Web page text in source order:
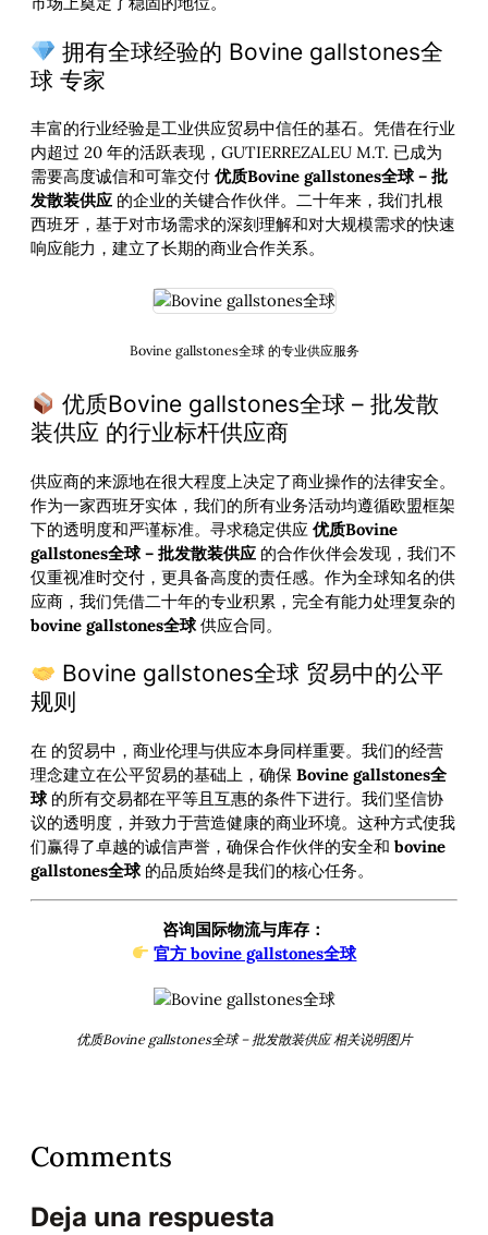
拥有全球经验的 Bovine gallstones全
球 专家
丰富的行业经验是工业供应贸易中信任的基石。凭借在行业
内超过 20 年的活跃表现，GUTIERREZALEU M.T. 已成为
需要高度诚信和可靠交付 优质Bovine gallstones全球 – 批
发散装供应 的企业的关键合作伙伴。二十年来，我们扎根
西班牙，基于对市场需求的深刻理解和对大规模需求的快速
响应能力，建立了长期的商业合作关系。
Bovine gallstones全球 的专业供应服务
优质Bovine gallstones全球 – 批发散
装供应 的行业标杆供应商
供应商的来源地在很大程度上决定了商业操作的法律安全。
作为一家西班牙实体，我们的所有业务活动均遵循欧盟框架
下的透明度和严谨标准。寻求稳定供应 优质Bovine
gallstones全球 – 批发散装供应 的合作伙伴会发现，我们不
仅重视准时交付，更具备高度的责任感。作为全球知名的供
应商，我们凭借二十年的专业积累，完全有能力处理复杂的
bovine gallstones全球 供应合同。
Bovine gallstones全球 贸易中的公平
规则
在 的贸易中，商业伦理与供应本身同样重要。我们的经营
理念建立在公平贸易的基础上，确保 Bovine gallstones全
球 的所有交易都在平等且互惠的条件下进行。我们坚信协
议的透明度，并致力于营造健康的商业环境。这种方式使我
们赢得了卓越的诚信声誉，确保合作伙伴的安全和 bovine
gallstones全球 的品质始终是我们的核心任务。
咨询国际物流与库存：
官方 bovine gallstones全球
优质Bovine gallstones全球 – 批发散装供应 相关说明图片
Comments
Deja una respuesta